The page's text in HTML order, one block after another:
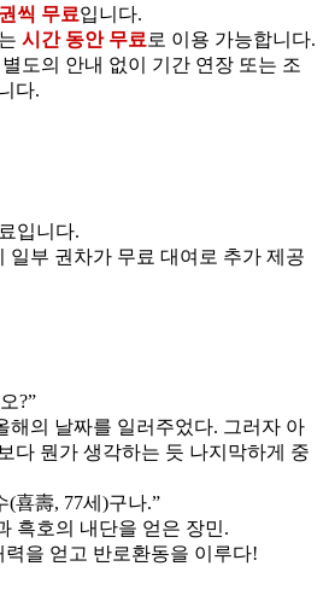
씩 무료입니다.
시간 동안 무료 로 이용 가능합니다.
도의 안내 없이 기간 연장 또는 조
다.
입니다.
일부 권차가 무료 대여로 추가 제공
?”
해의 날짜를 일러주었다. 그러자 아
다 뭔가 생각하는 듯 나지막하게 중
(喜壽, 77세)구나.”
흑호의 내단을 얻은 장민.
을 얻고 반로환동을 이루다!